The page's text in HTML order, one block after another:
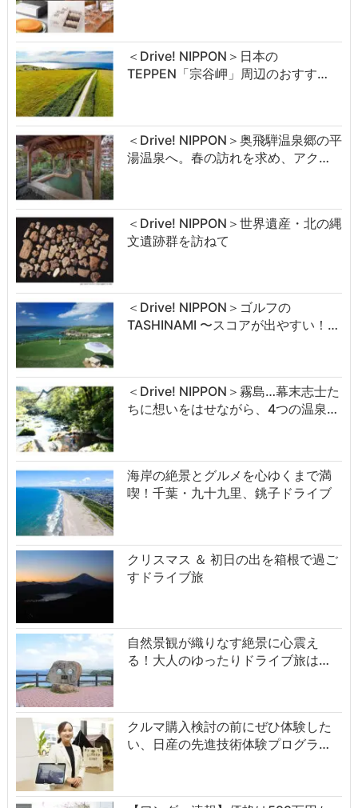
＜Drive! NIPPON＞日本の
TEPPEN「宗谷岬」周辺のおすす…
＜Drive! NIPPON＞奥飛騨温泉郷の平
湯温泉へ。春の訪れを求め、アク…
＜Drive! NIPPON＞世界遺産・北の縄
文遺跡群を訪ねて
＜Drive! NIPPON＞ゴルフの
TASHINAMI 〜スコアが出やすい！…
＜Drive! NIPPON＞霧島…幕末志士た
ちに想いをはせながら、4つの温泉…
海岸の絶景とグルメを心ゆくまで満
喫！千葉・九十九里、銚子ドライブ
クリスマス ＆ 初日の出を箱根で過ご
すドライブ旅
自然景観が織りなす絶景に心震え
る！大人のゆったりドライブ旅は…
クルマ購入検討の前にぜひ体験した
い、日産の先進技術体験プログラ…